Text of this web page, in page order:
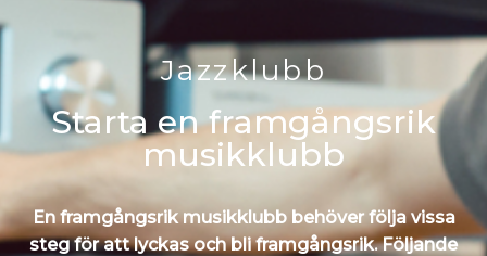
Jazzklubb
Starta en framgångsrik
musikklubb
En framgångsrik musikklubb behöver följa vissa
steg för att lyckas och bli framgångsrik. Följande